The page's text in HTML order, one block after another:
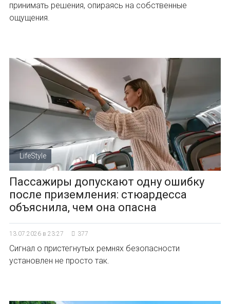
принимать решения, опираясь на собственные
ощущения.
LifeStyle
Пассажиры допускают одну ошибку
после приземления: стюардесса
объяснила, чем она опасна
13.07.2026 в 23:27 377
Сигнал о пристегнутых ремнях безопасности
установлен не просто так.